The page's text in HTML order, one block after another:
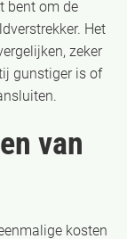
bent om de
Het
zeker
gunstiger is of
van
kosten